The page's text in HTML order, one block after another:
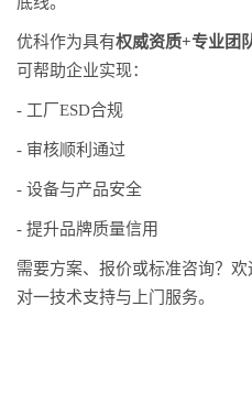
优科作为具有权威资质+专业团
可帮助企业实现：
- 工厂ESD合规
- 审核顺利通过
- 设备与产品安全
- 提升品牌质量信用
需要方案、报价或标准咨询？
对一技术支持与上门服务。